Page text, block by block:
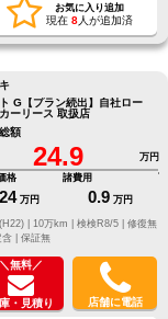
お気に入り追加
現在 8人が追加済
G【プラン続出】自社ロー
ーリース 取扱店
額
24.9
万円
格
24 万円
諸費用
0.9 万円
修復無
| 保証無
＼無料／
・見積り 店舗に電話